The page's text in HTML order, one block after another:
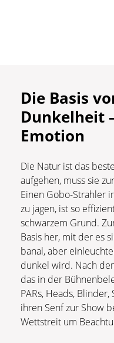
Die Basis
Dunkelheit
Emotion
Die Natur ist das
aufgehen, muss sie
Einen Gobo-Strahler
zu jagen, ist so
schwarzem Grund.
Basis her, mit der es
banal, aber
dunkel wird. Nach
das in der
PARs, Heads,
ihren Senf zur Show
Wettstreit um